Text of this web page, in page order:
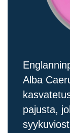
Alba
pajusta,